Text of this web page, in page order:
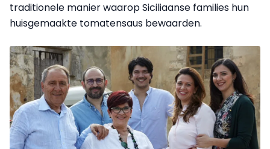
traditionele manier waarop Siciliaanse families hun
huisgemaakte tomatensaus bewaarden.